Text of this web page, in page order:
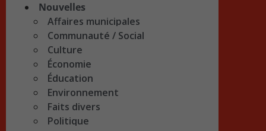
Nouvelles
Affaires municipales
Communauté / Social
Culture
Économie
Éducation
Environnement
Faits divers
Politique